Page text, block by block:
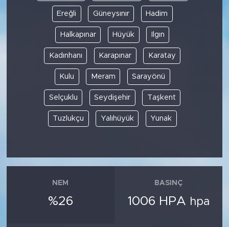
Ereğli Güneysınır Hadim
Halkapınar Hüyük Ilgın
Kadınhanı Karapınar Karatay
Kulu Meram Sarayönü
Selçuklu Seydişehir Taşkent
Tuzlukçu Yalıhüyük Yunak
NEM
%26
BASINÇ
1006 HPA hpa